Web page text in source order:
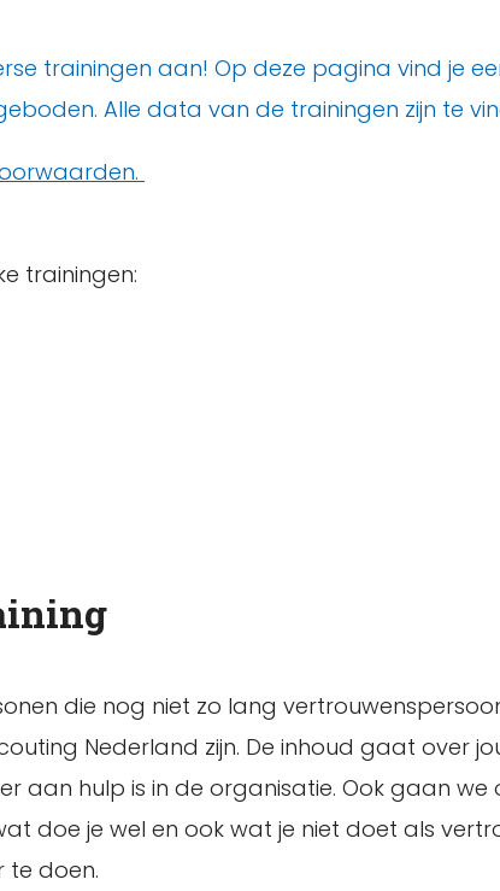
trainingen aan! Op deze pagina vind je
Alle data van de trainingen zijn te
trainingen:
die nog niet zo lang
Nederland zijn. De inhoud gaat over
aan hulp is in de organisatie. Ook gaan we
doe je wel en ook wat je niet doet als
doen.